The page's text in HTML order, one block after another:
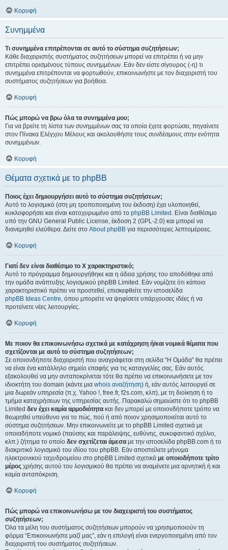
Κορυφή
Συνημμένα
Τι συνημμένα επιτρέπονται σε αυτό το σύστημα συζητήσεων;
Κάθε διαχειριστής συστήματος συζητήσεων μπορεί να επιτρέπει ή να μην
επιτρέπει ορισμένους τύπους συνημμένων. Εάν δεν είστε σίγουρος (-η) τι
συνημμένα επιτρέπονται να φορτωθούν, επικοινωνήστε με τον διαχειριστή του
συστήματος συζητήσεων για βοήθεια.
Κορυφή
Πώς μπορώ να βρω όλα τα συνημμένα μου;
Για να βρείτε τη λίστα των συνημμένων σας τα οποία έχετε φορτώσει, πηγαίνετε
στον Πίνακα Ελέγχου Μέλους και ακολουθήστε τους συνδέσμους στην ενότητα
συνημμένων.
Κορυφή
Θέματα σχετικά με το phpBB
Ποιος έχει δημιουργήσει αυτό το σύστημα συζητήσεων;
Αυτό το λογισμικό (στη μη τροποποιημένη του έκδοση) έχει υλοποιηθεί,
κυκλοφορήσει και είναι κατοχυρωμένο από το phpBB Limited . Είναι διαθέσιμο
υπό την GNU General Public License, έκδοση 2 (GPL-2.0) και μπορεί να
διανεμηθεί ελεύθερα. Δείτε στο About phpBB για περισσότερες λεπτομέρειες.
Κορυφή
Γιατί δεν είναι διαθέσιμο το Χ χαρακτηριστικό;
Αυτό το πρόγραμμα δημιουργήθηκε και η άδεια χρήσης του αποδόθηκε από
την ομάδα ανάπτυξης λογισμικού phpBB Limited. Εάν νομίζετε ότι κάποιο
χαρακτηριστικό πρέπει να προστεθεί, επισκεφθείτε την ιστοσελίδα
phpBB Ideas Centre, όπου μπορείτε να ψηφίσετε υπάρχουσες ιδέες ή να
προτείνετε νέες λειτουργίες.
Κορυφή
Με ποιον θα επικοινωνήσω σχετικά με κατάχρηση ή/και νομικά θέματα που
σχετίζονται με αυτό το σύστημα συζητήσεων;
Σε οποιονδήποτε διαχειριστή που αναγράφεται στη σελίδα “Η Ομάδα” θα πρέπει
να είναι ένα κατάλληλο σημείο επαφής για τις καταγγελίες σας. Εάν αυτός
εξακολουθεί να μην ανταποκρίνεται τότε θα πρέπει να επικοινωνήσετε με τον
ιδιοκτήτη του domain (κάντε μια whois αναζήτηση) ή, εάν αυτός λειτουργεί σε
μια δωρεάν υπηρεσία (π.χ. Yahoo !, free.fr, f2s.com, κλπ), με τη διοίκηση ή το
τμήμα καταχρήσεων της υπηρεσίας αυτής. Παρακαλώ σημειώστε ότι το phpBB
Limited δεν έχει καμία αρμοδιότητα και δεν μπορεί με οποιονδήποτε τρόπο να
θεωρηθεί υπεύθυνο για το πώς, πού ή από ποιον χρησιμοποιείται αυτό το
σύστημα συζητήσεων. Μην επικοινωνείτε με το phpBB Limited σχετικά με
οποιαδήποτε νομικό (παύσης και παράλειψης, ευθύνης, συκοφαντικό σχόλιο,
κλπ.) ζήτημα το οποίο δεν σχετίζεται άμεσα με την ιστοσελίδα phpBB.com ή το
διακριτικό λογισμικό του ιδίου του phpBB. Εάν αποστείλετε μήνυμα
ηλεκτρονικού ταχυδρομείου στο phpBB Limited σχετικά με οποιοδήποτε τρίτο
μέρος χρήσης αυτού του λογισμικού θα πρέπει να αναμένετε μια αρνητική ή και
καμία ανταπόκριση.
Κορυφή
Πώς μπορώ να επικοινωνήσω με τον διαχειριστή του συστήματος
συζητήσεων;
Όλα τα μέλη του συστήματος συζητήσεων μπορούν να χρησιμοποιούν τη
φόρμα “Επικοινωνήστε μαζί μας”, εάν η επιλογή είναι ενεργοποιημένη από τον
διαχειριστή του συστήματος συζητήσεων.